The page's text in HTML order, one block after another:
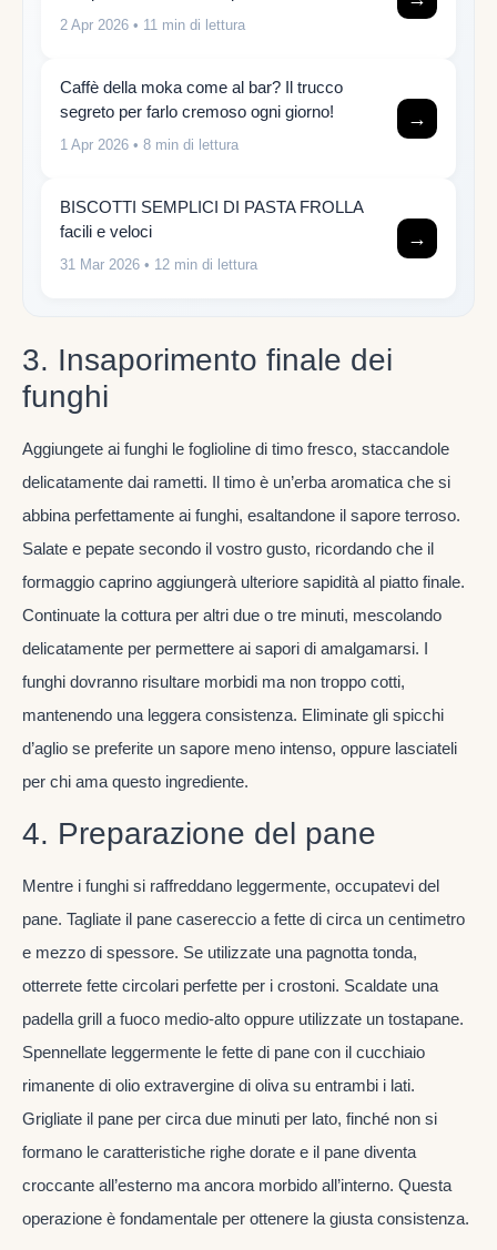
2 Apr 2026 • 11 min di lettura
Caffè della moka come al bar? Il trucco
segreto per farlo cremoso ogni giorno!
1 Apr 2026 • 8 min di lettura
→
BISCOTTI SEMPLICI DI PASTA FROLLA
facili e veloci
31 Mar 2026 • 12 min di lettura
→
3. Insaporimento finale dei
funghi
Aggiungete ai funghi le foglioline di timo fresco, staccandole
delicatamente dai rametti. Il timo è un’erba aromatica che si
abbina perfettamente ai funghi, esaltandone il sapore terroso.
Salate e pepate secondo il vostro gusto, ricordando che il
formaggio caprino aggiungerà ulteriore sapidità al piatto finale.
Continuate la cottura per altri due o tre minuti, mescolando
delicatamente per permettere ai sapori di amalgamarsi. I
funghi dovranno risultare morbidi ma non troppo cotti,
mantenendo una leggera consistenza. Eliminate gli spicchi
d’aglio se preferite un sapore meno intenso, oppure lasciateli
per chi ama questo ingrediente.
4. Preparazione del pane
Mentre i funghi si raffreddano leggermente, occupatevi del
pane. Tagliate il pane casereccio a fette di circa un centimetro
e mezzo di spessore. Se utilizzate una pagnotta tonda,
otterrete fette circolari perfette per i crostoni. Scaldate una
padella grill a fuoco medio-alto oppure utilizzate un tostapane.
Spennellate leggermente le fette di pane con il cucchiaio
rimanente di olio extravergine di oliva su entrambi i lati.
Grigliate il pane per circa due minuti per lato, finché non si
formano le caratteristiche righe dorate e il pane diventa
croccante all’esterno ma ancora morbido all’interno. Questa
operazione è fondamentale per ottenere la giusta consistenza.